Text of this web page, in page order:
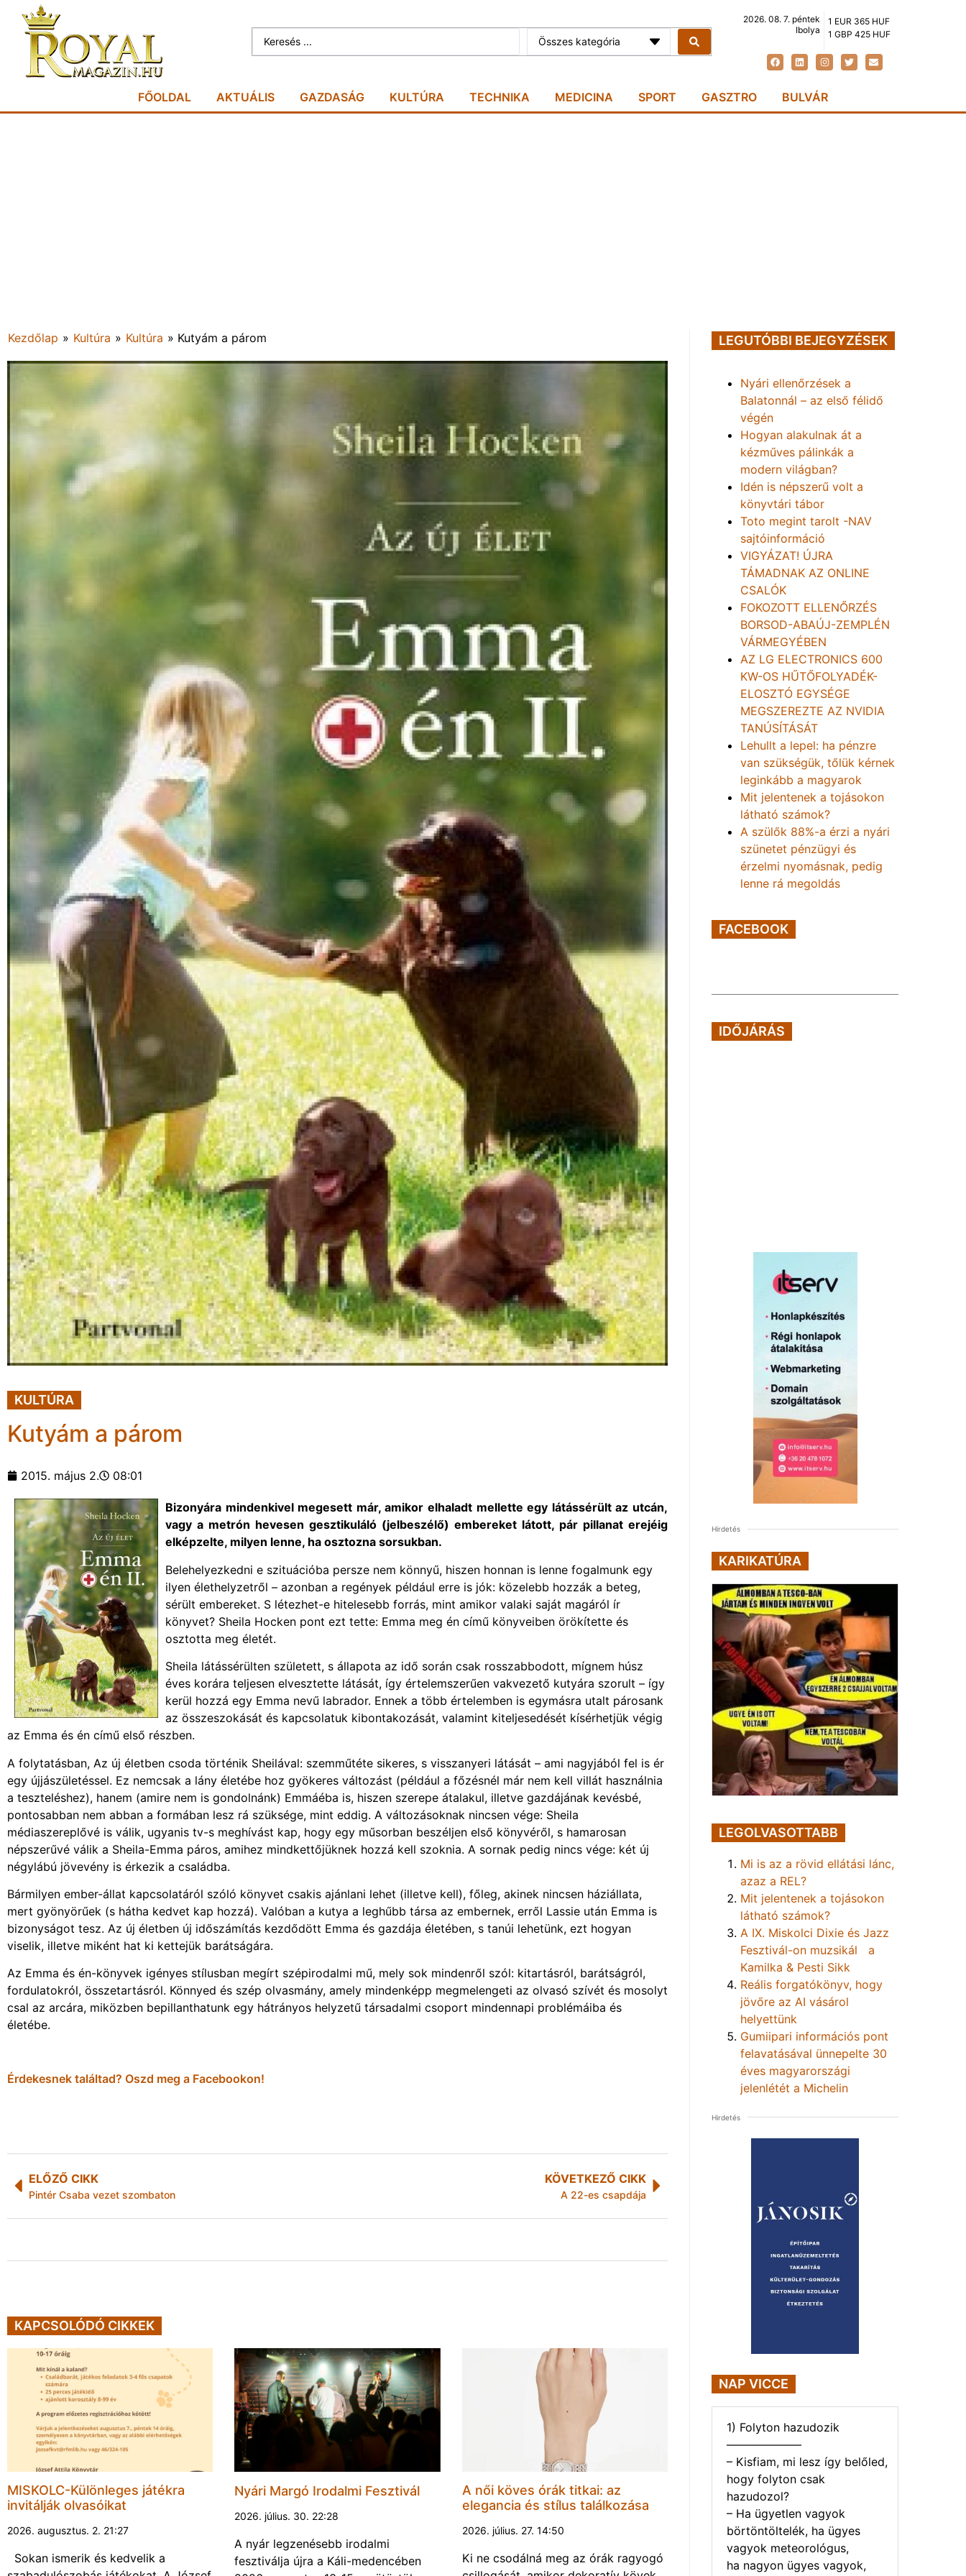
Összes kategória
2026. 08. 7. péntek
Ibolya
1 EUR 365 HUF
1 GBP 425 HUF
FŐOLDAL AKTUÁLIS GAZDASÁG KULTÚRA TECHNIKA MEDICINA SPORT GASZTRO BULVÁR
Kezdőlap » Kultúra » Kultúra » Kutyám a párom
KULTÚRA
Kutyám a párom
2015. május 2. 08:01
Bizonyára mindenkivel megesett már, amikor elhaladt mellette egy látássérült az utcán,
vagy a metrón hevesen gesztikuláló (jelbeszélő) embereket látott, pár pillanat erejéig
elképzelte, milyen lenne, ha osztozna sorsukban.
Belehelyezkedni e szituációba persze nem könnyű, hiszen honnan is lenne fogalmunk egy
ilyen élethelyzetről – azonban a regények például erre is jók: közelebb hozzák a beteg,
sérült embereket. S létezhet-e hitelesebb forrás, mint amikor valaki saját magáról ír
könyvet? Sheila Hocken pont ezt tette: Emma meg én című könyveiben örökítette és
osztotta meg életét.
Sheila látássérülten született, s állapota az idő során csak rosszabbodott, mígnem húsz
éves korára teljesen elvesztette látását, így értelemszerűen vakvezető kutyára szorult – így
kerül hozzá egy Emma nevű labrador. Ennek a több értelemben is egymásra utalt párosank
az összeszokását és kapcsolatuk kibontakozását, valamint kiteljesedését kísérhetjük végig
az Emma és én című első részben.
A folytatásban, Az új életben csoda történik Sheilával: szemműtéte sikeres, s visszanyeri látását – ami nagyjából fel is ér
egy újjászületéssel. Ez nemcsak a lány életébe hoz gyökeres változást (például a főzésnél már nem kell villát használnia
a teszteléshez), hanem (amire nem is gondolnánk) Emmáéba is, hiszen szerepe átalakul, illetve gazdájának kevésbé,
pontosabban nem abban a formában lesz rá szüksége, mint eddig. A változásoknak nincsen vége: Sheila
médiaszereplővé is válik, ugyanis tv-s meghívást kap, hogy egy műsorban beszéljen első könyvéről, s hamarosan
népszerűvé válik a Sheila-Emma páros, amihez mindkettőjüknek hozzá kell szoknia. A sornak pedig nincs vége: két új
négylábú jövevény is érkezik a családba.
Bármilyen ember-állat kapcsolatáról szóló könyvet csakis ajánlani lehet (illetve kell), főleg, akinek nincsen háziállata,
mert gyönyörűek (s hátha kedvet kap hozzá). Valóban a kutya a leghűbb társa az embernek, erről Lassie után Emma is
bizonyságot tesz. Az új életben új időszámítás kezdődött Emma és gazdája életében, s tanúi lehetünk, ezt hogyan
viselik, illetve miként hat ki kettejük barátságára.
Az Emma és én-könyvek igényes stílusban megírt szépirodalmi mű, mely sok mindenről szól: kitartásról, barátságról,
fordulatokról, összetartásról. Könnyed és szép olvasmány, amely mindenképp megmelengeti az olvasó szívét és mosolyt
csal az arcára, miközben bepillanthatunk egy hátrányos helyzetű társadalmi csoport mindennapi problémáiba és
életébe.
Érdekesnek találtad? Oszd meg a Facebookon!
ELŐZŐ CIKK
Pintér Csaba vezet szombaton
KÖVETKEZŐ CIKK
A 22-es csapdája
KAPCSOLÓDÓ CIKKEK
MISKOLC-Különleges játékra
invitálják olvasóikat
2026. augusztus. 2. 21:27
Sokan ismerik és kedvelik a
Nyári Margó Irodalmi Fesztivál
2026. július. 30. 22:28
A nyár legzenésebb irodalmi
fesztiválja újra a Káli-medencében
A női köves órák titkai: az
elegancia és stílus találkozása
2026. július. 27. 14:50
Ki ne csodálná meg az órák ragyogó
LEGUTÓBBI BEJEGYZÉSEK
Nyári ellenőrzések a
Balatonnál – az első félidő
végén
Hogyan alakulnak át a
kézműves pálinkák a
modern világban?
Idén is népszerű volt a
könyvtári tábor
Toto megint tarolt -NAV
sajtóinformáció
VIGYÁZAT! ÚJRA
TÁMADNAK AZ ONLINE
CSALÓK
FOKOZOTT ELLENŐRZÉS
BORSOD-ABAÚJ-ZEMPLÉN
VÁRMEGYÉBEN
AZ LG ELECTRONICS 600
KW-OS HŰTŐFOLYADÉK-
ELOSZTÓ EGYSÉGE
MEGSZEREZTE AZ NVIDIA
TANÚSÍTÁSÁT
Lehullt a lepel: ha pénzre
van szükségük, tőlük kérnek
leginkább a magyarok
Mit jelentenek a tojásokon
látható számok?
A szülők 88%-a érzi a nyári
szünetet pénzügyi és
érzelmi nyomásnak, pedig
lenne rá megoldás
FACEBOOK
IDŐJÁRÁS
Hirdetés
KARIKATÚRA
LEGOLVASOTTABB
Mi is az a rövid ellátási lánc,
azaz a REL?
Mit jelentenek a tojásokon
látható számok?
A IX. Miskolci Dixie és Jazz
Fesztivál-on muzsikál a
Kamilka & Pesti Sikk
Reális forgatókönyv, hogy
jövőre az AI vásárol
helyettünk
Gumiipari információs pont
felavatásával ünnepelte 30
éves magyarországi
jelenlétét a Michelin
Hirdetés
NAP VICCE
1) Folyton hazudozik
——————–
– Kisfiam, mi lesz így belőled,
hogy folyton csak
hazudozol?
– Ha ügyetlen vagyok
börtöntöltelék, ha ügyes
vagyok meteorológus,
ha nagyon ügyes vagyok,